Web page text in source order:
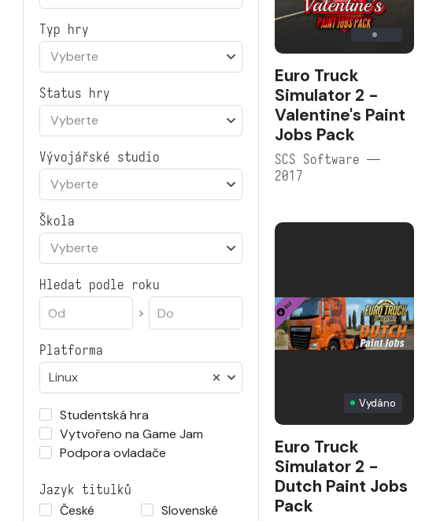
Typ hry
Vyberte
Status hry
Vyberte
Vývojářské studio
Vyberte
Škola
Vyberte
Hledat podle roku
Platforma
Linux
Studentská hra
Vytvořeno na Game Jam
Podpora ovladače
Jazyk titulků
České
Slovenské
Euro Truck
Simulator 2 -
Valentine's Paint
Jobs Pack
SCS Software —
2017
Vydáno
Euro Truck
Simulator 2 -
Dutch Paint Jobs
Pack